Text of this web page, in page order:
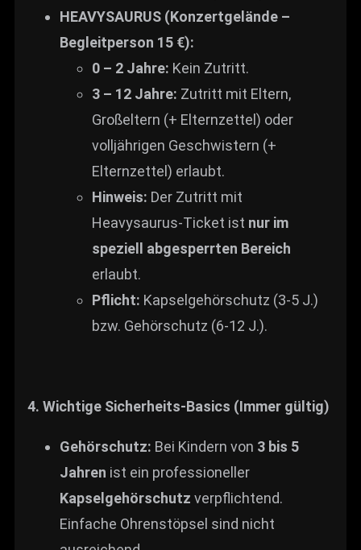
HEAVYSAURUS (Konzertgelände –
Begleitperson 15 €):
0 – 2 Jahre: Kein Zutritt.
3 – 12 Jahre: Zutritt mit Eltern,
Großeltern (+ Elternzettel) oder
volljährigen Geschwistern (+
Elternzettel) erlaubt.
Hinweis: Der Zutritt mit
Heavysaurus-Ticket ist nur im
speziell abgesperrten Bereich
erlaubt.
Pflicht: Kapselgehörschutz (3-5 J.)
bzw. Gehörschutz (6-12 J.).
4. Wichtige Sicherheits-Basics (Immer gültig)
Gehörschutz: Bei Kindern von 3 bis 5
Jahren ist ein professioneller
Kapselgehörschutz verpflichtend.
Einfache Ohrenstöpsel sind nicht